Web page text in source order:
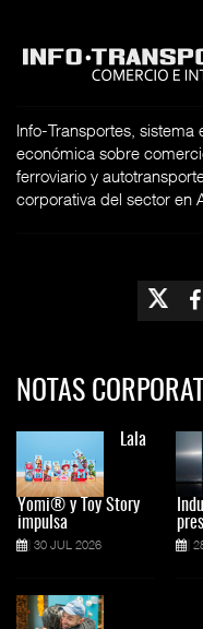
Info-Transportes,
económica sobre
ferroviario y
corporativa del sector en
NOTAS
Lala
Yomi® y Toy Story
impulsa
30 JUL 2026